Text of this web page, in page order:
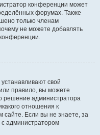
конференции может
форумах. Также
только членам
не можете добавлять
свой
правило, вы можете
решение администратора
отношения к
Если вы не знаете, за
администратором